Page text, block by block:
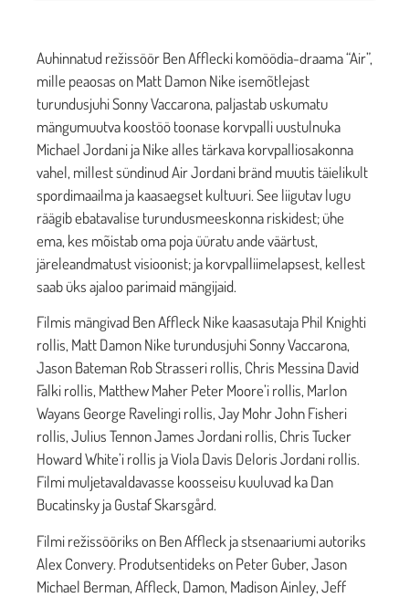
Auhinnatud režissöör Ben Afflecki komöödia-draama “Air”,
mille peaosas on Matt Damon Nike isemõtlejast
turundusjuhi Sonny Vaccarona, paljastab uskumatu
mängumuutva koostöö toonase korvpalli uustulnuka
Michael Jordani ja Nike alles tärkava korvpalliosakonna
vahel, millest sündinud Air Jordani bränd muutis täielikult
spordimaailma ja kaasaegset kultuuri. See liigutav lugu
räägib ebatavalise turundusmeeskonna riskidest; ühe
ema, kes mõistab oma poja üüratu ande väärtust,
järeleandmatust visioonist; ja korvpalliimelapsest, kellest
saab üks ajaloo parimaid mängijaid.
Filmis mängivad Ben Affleck Nike kaasasutaja Phil Knighti
rollis, Matt Damon Nike turundusjuhi Sonny Vaccarona,
Jason Bateman Rob Strasseri rollis, Chris Messina David
Falki rollis, Matthew Maher Peter Moore’i rollis, Marlon
Wayans George Ravelingi rollis, Jay Mohr John Fisheri
rollis, Julius Tennon James Jordani rollis, Chris Tucker
Howard White’i rollis ja Viola Davis Deloris Jordani rollis.
Filmi muljetavaldavasse koosseisu kuuluvad ka Dan
Bucatinsky ja Gustaf Skarsgård.
Filmi režissööriks on Ben Affleck ja stsenaariumi autoriks
Alex Convery. Produtsentideks on Peter Guber, Jason
Michael Berman, Affleck, Damon, Madison Ainley, Jeff